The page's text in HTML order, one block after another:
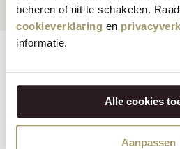
beheren of uit te schakelen.
cookieverklaring en
informatie.
Alle cookies
Aanpassen
Klicken Sie auf die folgenden
Nährwertinformationen zu sehen:
Henri Willig Pure Perfection by